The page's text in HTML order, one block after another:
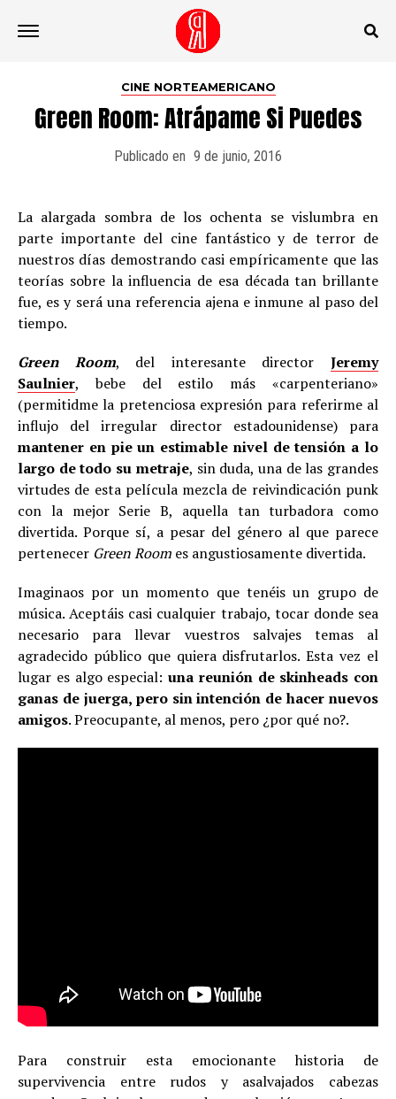
CINE NORTEAMERICANO
Green Room: Atrápame Si Puedes
Publicado en 9 de junio, 2016
La alargada sombra de los ochenta se vislumbra en
parte importante del cine fantástico y de terror de
nuestros días demostrando casi empíricamente que las
teorías sobre la influencia de esa década tan brillante
fue, es y será una referencia ajena e inmune al paso del
tiempo.
Green Room, del interesante directorJeremy
Saulnier, bebe del estilo más «carpenteriano»
(permitidme la pretenciosa expresión para referirme al
influjo del irregular director estadounidense) para
mantener en pie un estimable nivel de tensión a lo
largo de todo su metraje, sin duda, una de las grandes
virtudes de esta película mezcla de reivindicación punk
con la mejor Serie B, aquella tan turbadora como
divertida. Porque sí, a pesar del género al que parece
pertenecer Green Room es angustiosamente divertida.
Imaginaos por un momento que tenéis un grupo de
música. Aceptáis casi cualquier trabajo, tocar donde sea
necesario para llevar vuestros salvajes temas al
agradecido público que quiera disfrutarlos. Esta vez el
lugar es algo especial: una reunión de skinheads con
ganas de juerga, pero sin intención de hacer nuevos
amigos. Preocupante, al menos, pero ¿por qué no?.
Para construir esta emocionante historia de
supervivencia entre rudos y asalvajados cabezas
Ir a la versión móvil